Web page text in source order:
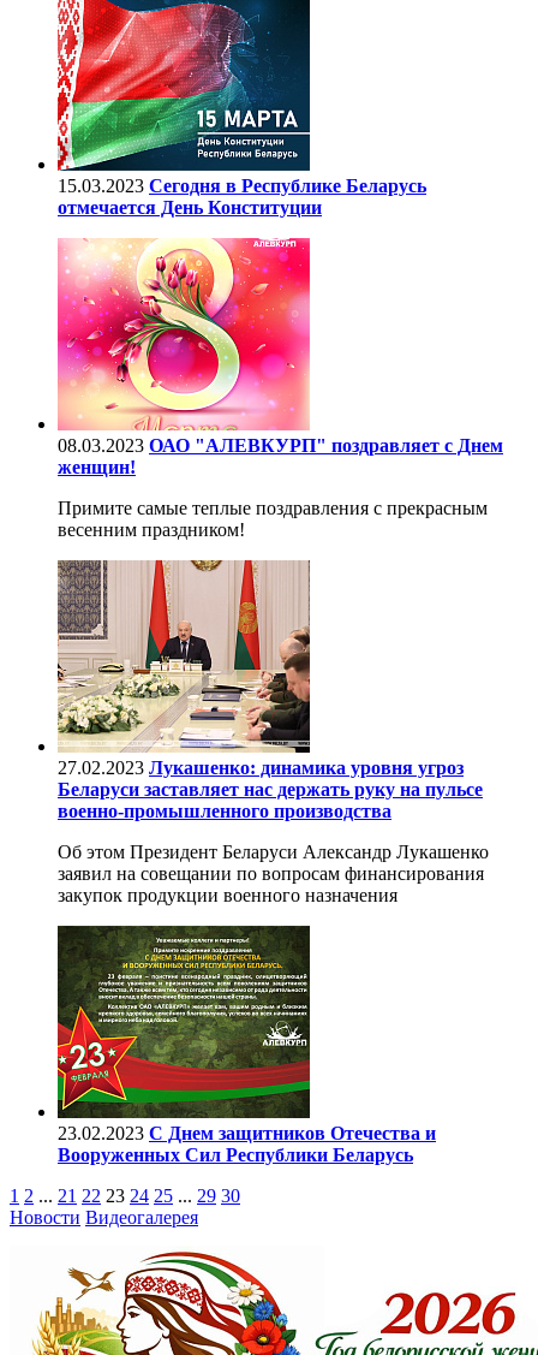
15.03.2023 Сегодня в Республике Беларусь
отмечается День Конституции
08.03.2023 ОАО "АЛЕВКУРП" поздравляет с Днем
женщин!
Примите самые теплые поздравления с прекрасным
весенним праздником!
27.02.2023 Лукашенко: динамика уровня угроз
Беларуси заставляет нас держать руку на пульсе
военно-промышленного производства
Об этом Президент Беларуси Александр Лукашенко
заявил на совещании по вопросам финансирования
закупок продукции военного назначения
23.02.2023 С Днем защитников Отечества и
Вооруженных Сил Республики Беларусь
1 2 ... 21 22 23 24 25 ... 29 30
Новости Видеогалерея